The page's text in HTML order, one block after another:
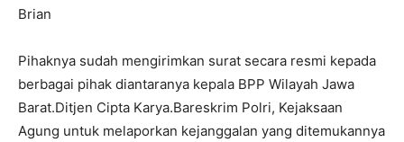
Brian
Pihaknya sudah mengirimkan surat secara resmi kepada
berbagai pihak diantaranya kepala BPP Wilayah Jawa
Barat.Ditjen Cipta Karya.Bareskrim Polri, Kejaksaan
Agung untuk melaporkan kejanggalan yang ditemukannya